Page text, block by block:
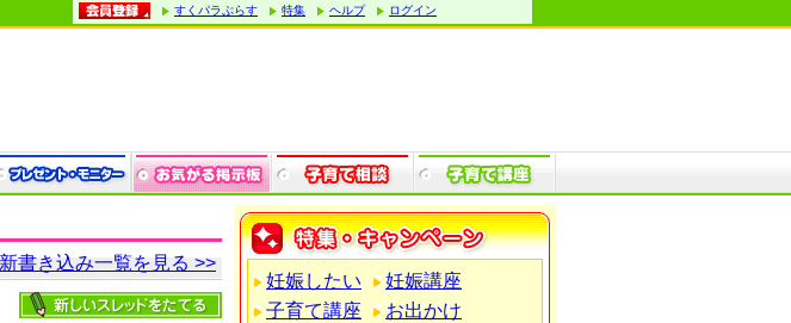
すくパラぷらす 特集 ヘルプ ログイン
書き込み一覧を見る >>
妊娠したい
妊娠講座
子育て講座
お出かけ